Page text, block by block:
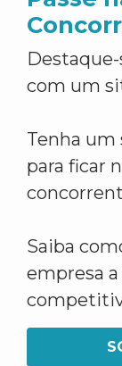
com um
Tenha
para ficar
Saiba
empresa